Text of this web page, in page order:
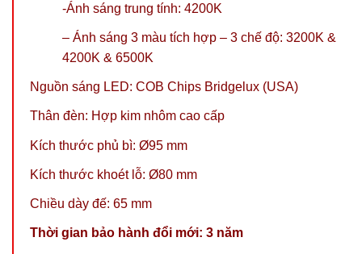
-Ánh sáng trung tính: 4200K
– Ánh sáng 3 màu tích hợp – 3 chế độ: 3200K &
4200K & 6500K
Nguồn sáng LED: COB Chips Bridgelux (USA)
Thân đèn: Hợp kim nhôm cao cấp
Kích thước phủ bì: Ø95 mm
Kích thước khoét lỗ: Ø80 mm
Chiều dày đế: 65 mm
Thời gian bảo hành đổi mới: 3 năm